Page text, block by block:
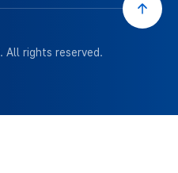
. All rights reserved.